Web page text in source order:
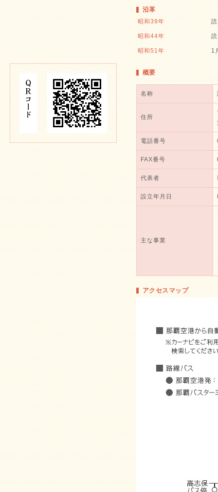
沿革
昭和39年
昭和44年
昭和51年 1
概要
名称
住所
電話番号
FAX番号
代表者
設立年月日
主な事業
アクセスマップ